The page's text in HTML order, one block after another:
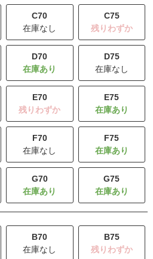
C70
在庫なし
C75
残りわずか
D70
D75
在庫なし
E70
残りわずか
E75
F70
在庫なし
F75
G70 G75
B70
在庫なし
B75
残りわずか